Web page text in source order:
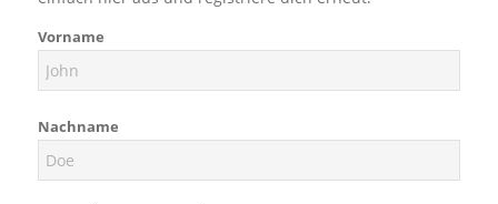
Vorname
Nachname